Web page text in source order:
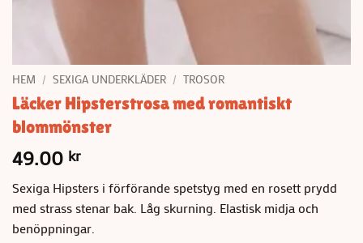
HEM / SEXIGA UNDERKLÄDER / TROSOR
Läcker Hipsterstrosa med romantiskt
blommönster
49.00 kr
Sexiga Hipsters i förförande spetstyg med en rosett prydd
med strass stenar bak. Låg skurning. Elastisk midja och
benöppningar.